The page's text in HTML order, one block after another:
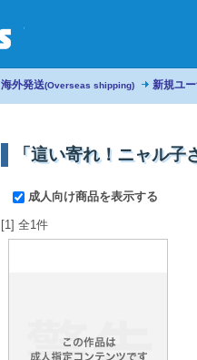
海外発送(Overseas shipping) 新規ユ
「這い寄れ！ニャル子
成人向け商品を表示する
[1] 全1件